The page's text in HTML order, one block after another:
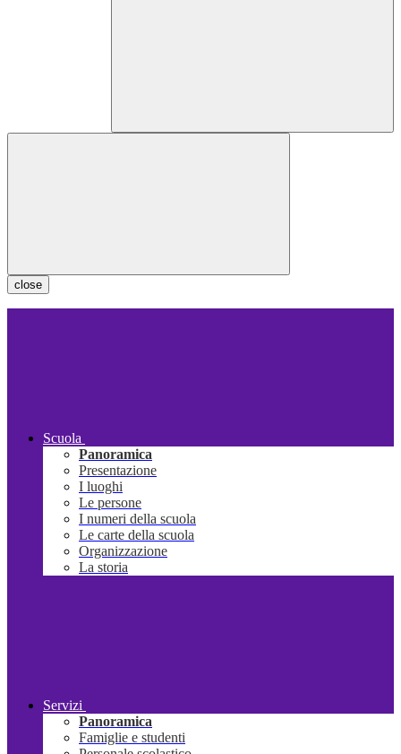
close
Scuola
Panoramica
Presentazione
I luoghi
Le persone
I numeri della scuola
Le carte della scuola
Organizzazione
La storia
Servizi
Panoramica
Famiglie e studenti